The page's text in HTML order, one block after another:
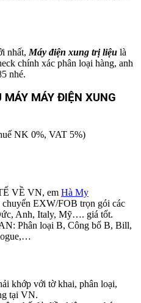
nhất, Máy điện xung trị liệu là
chính xác phân loại hàng, anh
nhé.
MÁY MÁY ĐIỆN XUNG
NK 0%, VAT 5%)
VỀ VN, em Hà My
chuyển EXW/FOB trọn gói các
Anh, Italy, Mỹ…. giá tốt.
Phân loại B, Công bố B, Bill,
khớp với tờ khai, phân loại,
tại VN.